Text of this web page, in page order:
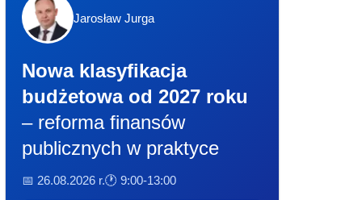
Jarosław Jurga
Nowa klasyfikacja
budżetowa od 2027 roku
– reforma finansów
publicznych w praktyce
📅 26.08.2026 r.🕐 9:00-13:00